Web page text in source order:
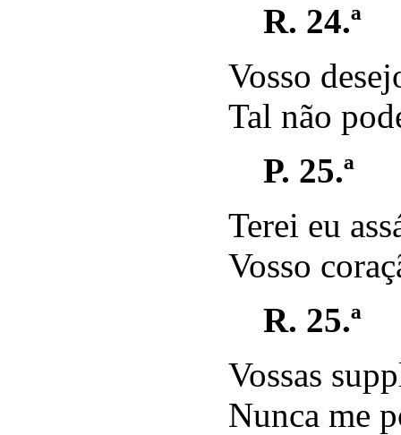
R. 24.ª
Vosso
Tal não
P. 25.ª
Terei eu
Vosso
R. 25.ª
Vossas
Nunca me